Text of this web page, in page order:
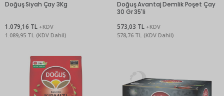
Doğuş Siyah Çay 3Kg
1.079,16 TL +KDV
1.089,95 TL (KDV Dahil)
Doğuş Avantaj Demlik Poşet Çay
30 Gr 35'li
573,03 TL +KDV
578,76 TL (KDV Dahil)